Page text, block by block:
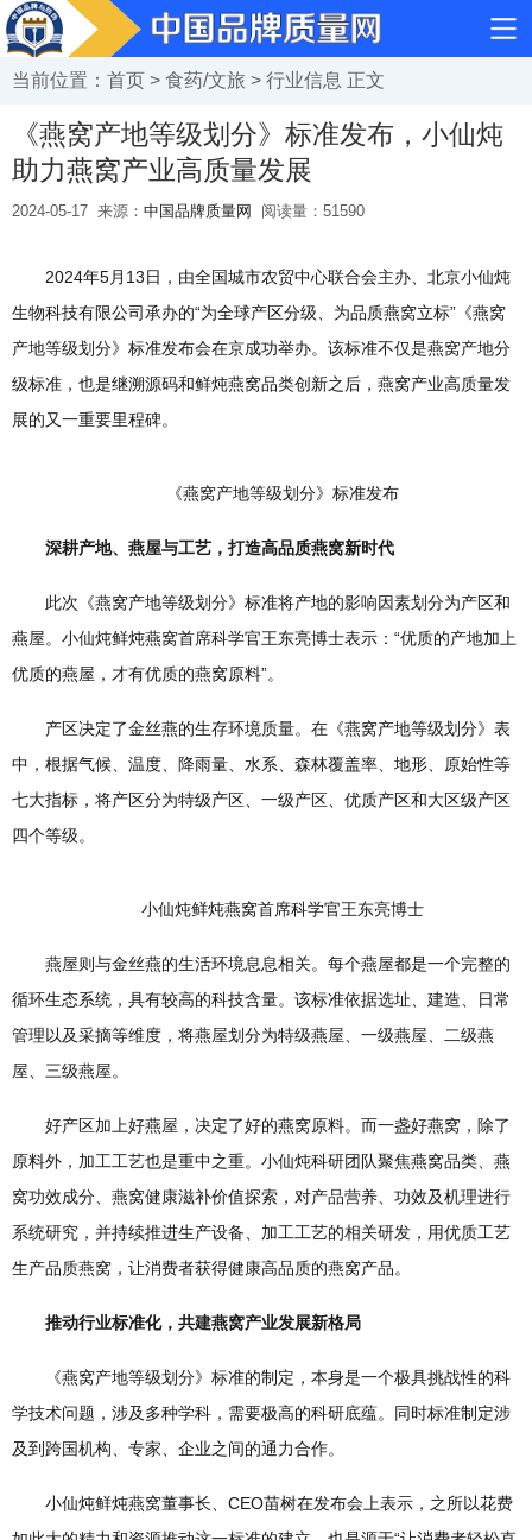
当前位置： 首页 > 食药/文旅 > 行业信息 正文
《燕窝产地等级划分》标准发布，小仙炖
助力燕窝产业高质量发展
2024-05-17 来源： 中国品牌质量网 阅读量： 51590
2024年5月13日，由全国城市农贸中心联合会主办、北京小仙炖
生物科技有限公司承办的“为全球产区分级、为品质燕窝立标”《燕窝
产地等级划分》标准发布会在京成功举办。该标准不仅是燕窝产地分
级标准，也是继溯源码和鲜炖燕窝品类创新之后，燕窝产业高质量发
展的又一重要里程碑。
《燕窝产地等级划分》标准发布
深耕产地、燕屋与工艺，打造高品质燕窝新时代
此次《燕窝产地等级划分》标准将产地的影响因素划分为产区和
燕屋。小仙炖鲜炖燕窝首席科学官王东亮博士表示：“优质的产地加上
优质的燕屋，才有优质的燕窝原料”。
产区决定了金丝燕的生存环境质量。在《燕窝产地等级划分》表
中，根据气候、温度、降雨量、水系、森林覆盖率、地形、原始性等
七大指标，将产区分为特级产区、一级产区、优质产区和大区级产区
四个等级。
小仙炖鲜炖燕窝首席科学官王东亮博士
燕屋则与金丝燕的生活环境息息相关。每个燕屋都是一个完整的
循环生态系统，具有较高的科技含量。该标准依据选址、建造、日常
管理以及采摘等维度，将燕屋划分为特级燕屋、一级燕屋、二级燕
屋、三级燕屋。
好产区加上好燕屋，决定了好的燕窝原料。而一盏好燕窝，除了
原料外，加工工艺也是重中之重。小仙炖科研团队聚焦燕窝品类、燕
窝功效成分、燕窝健康滋补价值探索，对产品营养、功效及机理进行
系统研究，并持续推进生产设备、加工工艺的相关研发，用优质工艺
生产品质燕窝，让消费者获得健康高品质的燕窝产品。
推动行业标准化，共建燕窝产业发展新格局
《燕窝产地等级划分》标准的制定，本身是一个极具挑战性的科
学技术问题，涉及多种学科，需要极高的科研底蕴。同时标准制定涉
及到跨国机构、专家、企业之间的通力合作。
小仙炖鲜炖燕窝董事长、CEO苗树在发布会上表示，之所以花费